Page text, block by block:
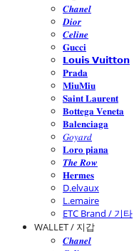
𝑪𝒉𝒂𝒏𝒆𝒍
𝑫𝒊𝒐𝒓
𝑪𝒆𝒍𝒊𝒏𝒆
𝐆𝐮𝐜𝐜𝐢
𝗟𝗼𝘂𝗶𝘀 𝗩𝘂𝗶𝘁𝘁𝗼𝗻
𝐏𝐫𝐚𝐝𝐚
𝐌𝐢𝐮𝐌𝐢𝐮
𝐒𝐚𝐢𝐧𝐭 𝐋𝐚𝐮𝐫𝐞𝐧𝐭
𝐁𝐨𝐭𝐭𝐞𝐠𝐚 𝐕𝐞𝐧𝐞𝐭𝐚
𝐁𝐚𝐥𝐞𝐧𝐜𝐢𝐚𝐠𝐚
𝐺𝑜𝑦𝑎𝑟𝑑
𝐋𝐨𝐫𝐨 𝐩𝐢𝐚𝐧𝐚
𝑻𝒉𝒆 𝑹𝒐𝒘
𝐇𝐞𝐫𝐦𝐞𝐬
D.elvaux
L.emaire
ETC Brand / 기타
WALLET / 지갑
𝑪𝒉𝒂𝒏𝒆𝒍